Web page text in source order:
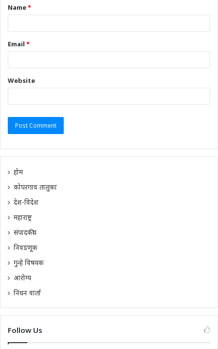
Name*
Email *
Website
होम
कोपरगाव तालुका
देश-विदेश
महाराष्ट्र
संपादकीय
निवडणूक
गुन्हे विषयक
आरोग्य
निधन वार्ता
Follow Us